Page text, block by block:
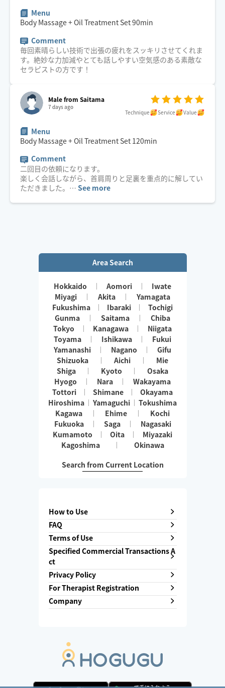
Menu
Body Massage + Oil Treatment Set90min
Comment
毎回素晴らしい技術で出張の疲れをスッキリさせてくれま
す。絶妙な力加減やとても話しやすい空気感のある素敵な
セラピストの方です！
Male from Saitama
7 days ago
Technique Service Value
Menu
Body Massage + Oil Treatment Set 120min
Comment
二回目の依頼になります。
楽しく会話しながら、首肩周りと足裏を重点的に解してい
ただきました。 … See more
Area Search
Hokkaido Aomori
Iwate
Miyagi
Akita
Yamagata
Fukushima
Ibaraki
Tochigi
Gunma
Saitama
Chiba
Tokyo
Kanagawa
Niigata
Toyama
Ishikawa
Fukui
Yamanashi
Nagano
Gifu
Shizuoka
Aichi
Mie
Shiga
Kyoto
Osaka
Hyogo
Nara
Wakayama
Tottori
Shimane
Okayama
Hiroshima
Yamaguchi
Tokushima
Kagawa
Ehime
Kochi
Fukuoka
Saga
Nagasaki
Kumamoto
Oita
Miyazaki
Kagoshima
Okinawa
Search from Current Location
How to Use
FAQ
Terms of Use
Specified Commercial Transactions A
ct
Privacy Policy
For Therapist Registration
Company